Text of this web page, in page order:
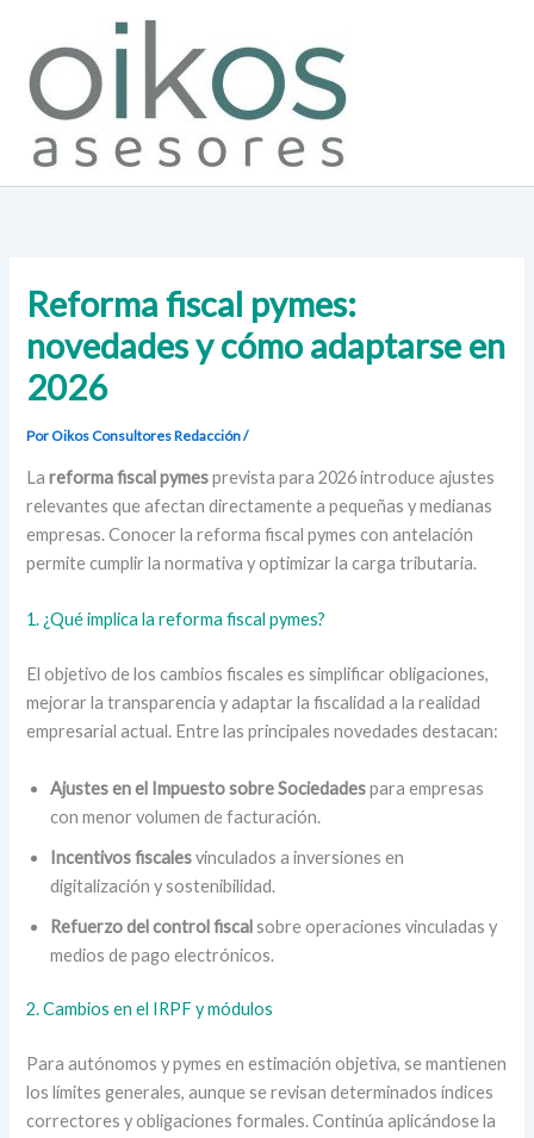
contenido
Reforma fiscal pymes:
novedades y cómo adaptarse en
2026
Por Oikos ConsultoresRedacción/
Lareforma fiscal pymesprevista para 2026 introduce ajustes
relevantes que afectan directamente a pequeñas y medianas
empresas. Conocer la reforma fiscal pymes con antelación
permite cumplir la normativa y optimizar la carga tributaria.
1. ¿Qué implica la reforma fiscal pymes?
El objetivo de los cambios fiscales es simplificar obligaciones,
mejorar la transparencia y adaptar la fiscalidad a la realidad
empresarial actual. Entre las principales novedades destacan:
Ajustes en el Impuesto sobre Sociedadespara empresas
con menor volumen de facturación.
Incentivos fiscalesvinculados a inversiones en
digitalización y sostenibilidad.
Refuerzo del control fiscalsobre operaciones vinculadas y
medios de pago electrónicos.
2. Cambios en el IRPF y módulos
Para autónomos y pymes en estimación objetiva, se mantienen
los límites generales, aunque se revisan determinados índices
correctores y obligaciones formales. Continúa aplicándose la